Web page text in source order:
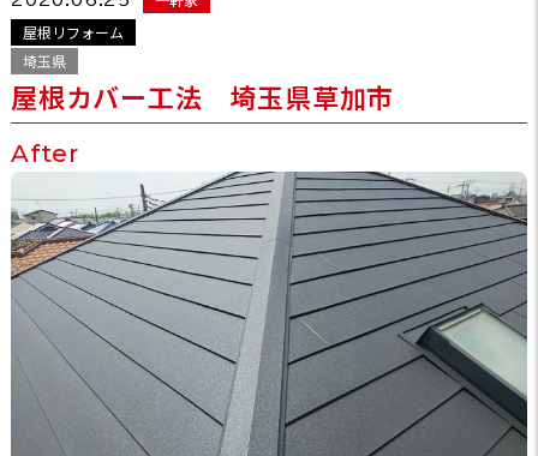
屋根リフォーム
埼玉県
屋根カバー工法 埼玉県草加市
After